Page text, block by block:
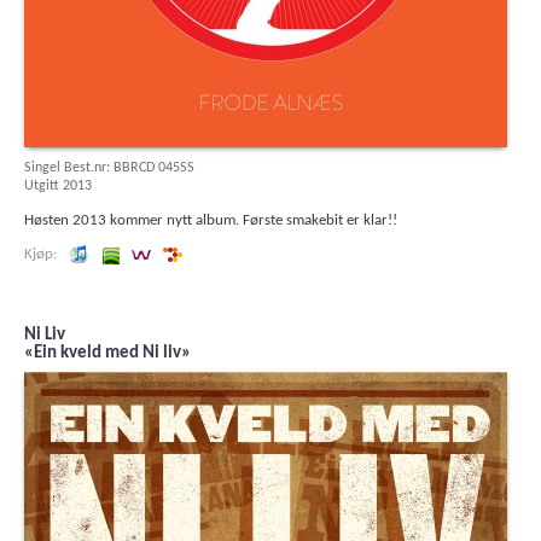
Singel Best.nr: BBRCD 045SS
Utgitt 2013
Høsten 2013 kommer nytt album. Første smakebit er klar!!
Lytt og kjøp iTunes
Lytt og kjøp i Spotify
Lytt og kjøp i Wimp
Ni Liv
«Ein kveld med Ni liv»